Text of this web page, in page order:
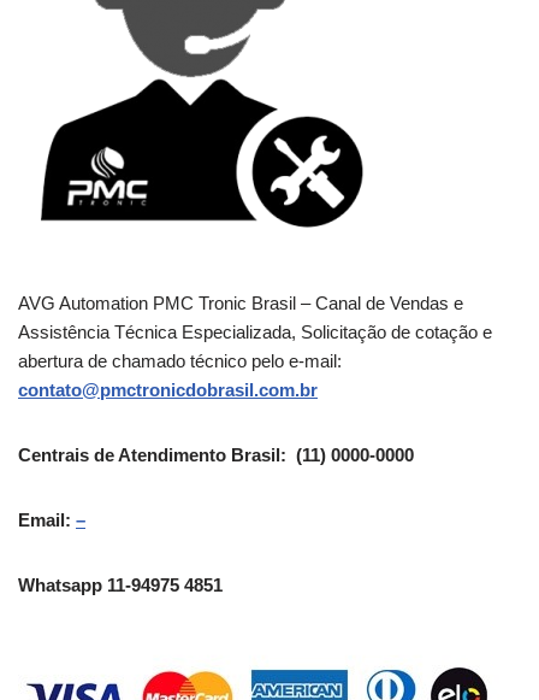
AVG Automation PMC Tronic Brasil – Canal de Vendas e
Assistência Técnica Especializada, Solicitação de cotação e
abertura de chamado técnico pelo e-mail:
contato@pmctronicdobrasil.com.br
Centrais de Atendimento Brasil: (11) 0000-0000
Email: –
Whatsapp 11-94975 4851